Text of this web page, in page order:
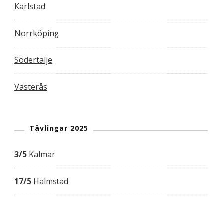
Karlstad
Norrköping
Södertälje
Västerås
Tävlingar 2025
3/5 Kalmar
17/5 Halmstad